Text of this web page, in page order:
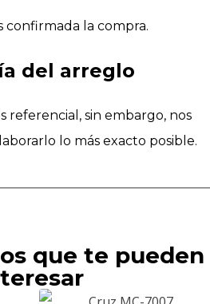
confirmada la compra.
del arreglo
referencial, sin embargo, nos
lo más exacto posible.
que te pueden